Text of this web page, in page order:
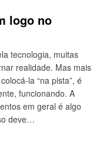
logo no
tecnologia, muitas
realidade. Mas mais
la “na pista”, é
funcionando. A
em geral é algo
deve…